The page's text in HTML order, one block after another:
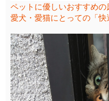
ペットに優しいおすすめ
愛犬・愛猫にとっての「快